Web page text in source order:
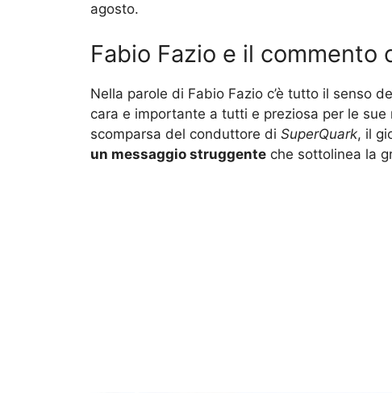
agosto.
Fabio Fazio e il commento
Nella parole di Fabio Fazio c’è tutto il senso
cara e importante a tutti e preziosa per le
scomparsa del conduttore di SuperQuark, il
un messaggio struggente che sottolinea la